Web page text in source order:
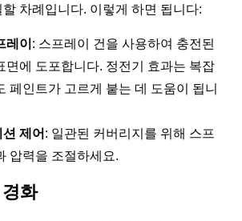
차례입니다. 이렇게 하면 됩니다:
레이 : 스프레이 건을 사용하여 충전된
면에 도포합니다. 정전기 효과는 복잡
페인트가 고르게 붙는 데 도움이 됩니
제어 : 일관된 커버리지를 위해 스프
압력을 조절하세요.
화